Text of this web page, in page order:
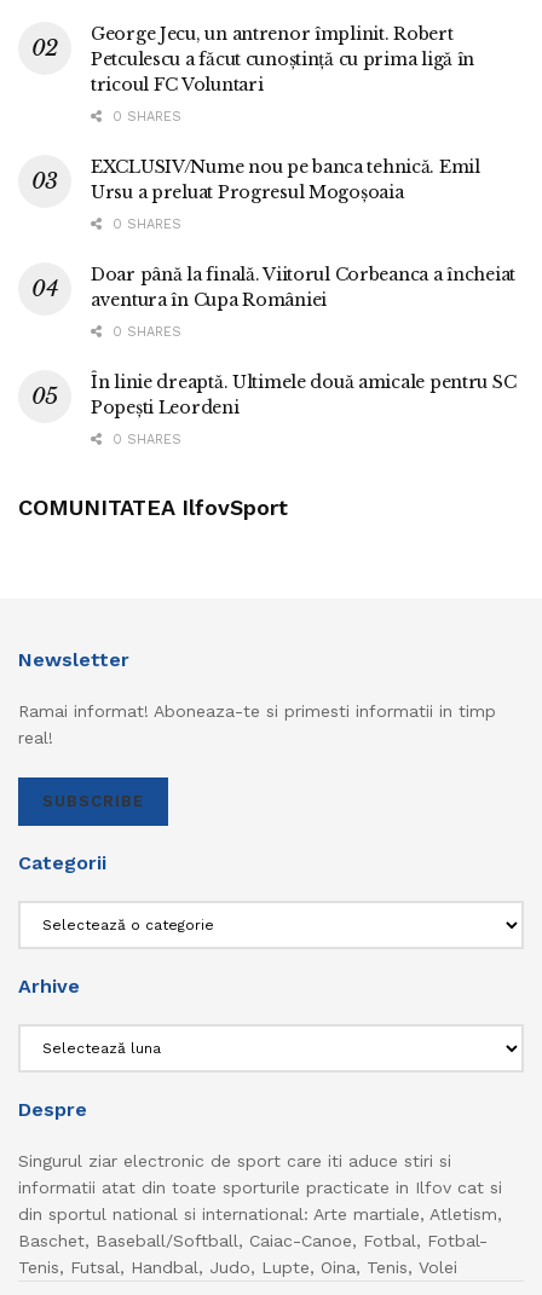
George Jecu, un antrenor împlinit. Robert
Petculescu a făcut cunoștință cu prima ligă în
tricoul FC Voluntari
0 SHARES
EXCLUSIV/Nume nou pe banca tehnică. Emil
Ursu a preluat Progresul Mogoșoaia
0 SHARES
Doar până la finală. Viitorul Corbeanca a încheiat
aventura în Cupa României
0 SHARES
În linie dreaptă. Ultimele două amicale pentru SC
Popești Leordeni
0 SHARES
COMUNITATEA IlfovSport
Newsletter
Ramai informat! Aboneaza-te si primesti informatii in timp
real!
SUBSCRIBE
Categorii
Arhive
Despre
Singurul ziar electronic de sport care iti aduce stiri si
informatii atat din toate sporturile practicate in Ilfov cat si
din sportul national si international: Arte martiale, Atletism,
Baschet, Baseball/Softball, Caiac-Canoe, Fotbal, Fotbal-
Tenis, Futsal, Handbal, Judo, Lupte, Oina, Tenis, Volei